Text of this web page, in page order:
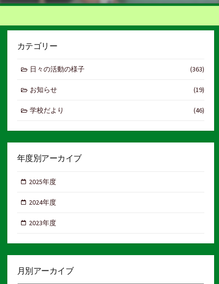
カテゴリー
日々の活動の様子 (363)
お知らせ (19)
学校だより (46)
年度別アーカイブ
2025年度
2024年度
2023年度
月別アーカイブ